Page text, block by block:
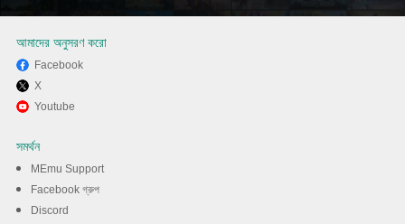
MEmu এর সাথে পিসিতে ヤンデレ彼
女から電話がくる ～ ガチ恋カ
ノジョ ～ খেলা উপভোগ করুন
আমাদের অনুসরণ করো
Facebook
X
Youtube
সমর্থন
MEmu Support
Facebook গ্রুপ
Discord